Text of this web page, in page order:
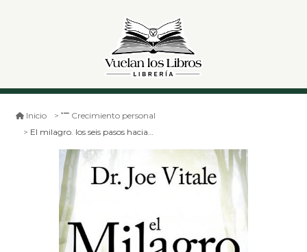
Inicio
Crecimiento personal
El milagro. los seis pasos hacia la iluminación